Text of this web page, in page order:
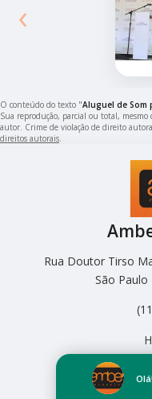
‹
O conteúdo do texto "Aluguel de Som
Sua reprodução, parcial ou total,
autor. Crime de violação de direito
direitos autorais.
Rua Doutor Tirso
São Paulo